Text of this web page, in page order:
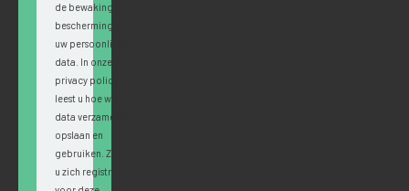
de bewaking en
bescherming van
uw persoonlijke
data. In onze
privacy policy
leest u hoe wij
data verzamelen,
opslaan en
gebruiken. Zodra
u zich registreert